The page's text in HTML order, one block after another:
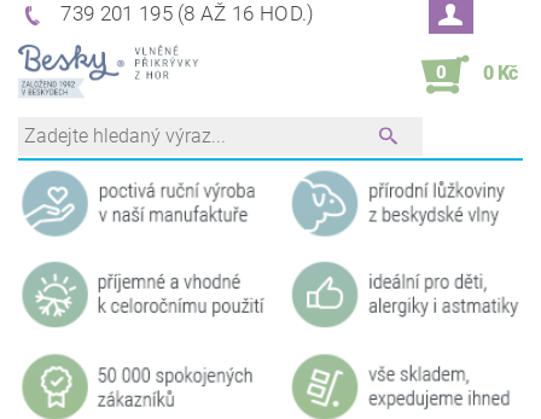
739 201 195 (8 AŽ 16 HOD.)
0 0 Kč